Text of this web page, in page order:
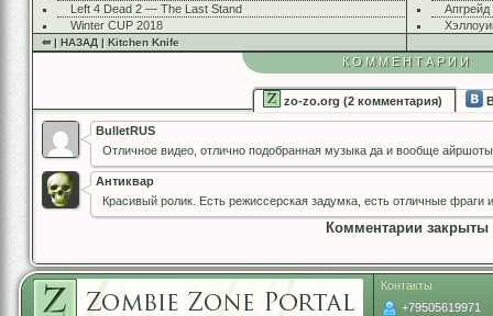
Left 4 Dead 2 — The Last Stand
Winter CUP 2018
⇚ | НАЗАД | Kitchen Knife
КОММЕНТАРИИ
zo-zo.org (2 комментария)
BulletRUS
Отличное видео, отлично подобранная музыка да и вообще
Антиквар
Красивый ролик. Есть режиссерская задумка, есть отличные
Комментарии закрыты
Контакты
+79505619971